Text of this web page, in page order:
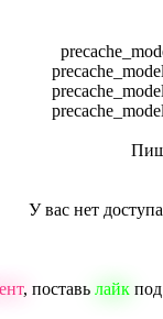
У вас нет
, поставь лайкпод